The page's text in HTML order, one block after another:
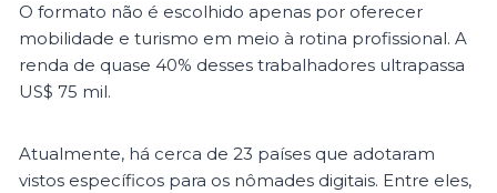
O formato não é escolhido apenas por oferecer
mobilidade e turismo em meio à rotina profissional. A
renda de quase 40% desses trabalhadores ultrapassa
US$ 75 mil.
Atualmente, há cerca de 23 países que adotaram
vistos específicos para os nômades digitais. Entre eles,